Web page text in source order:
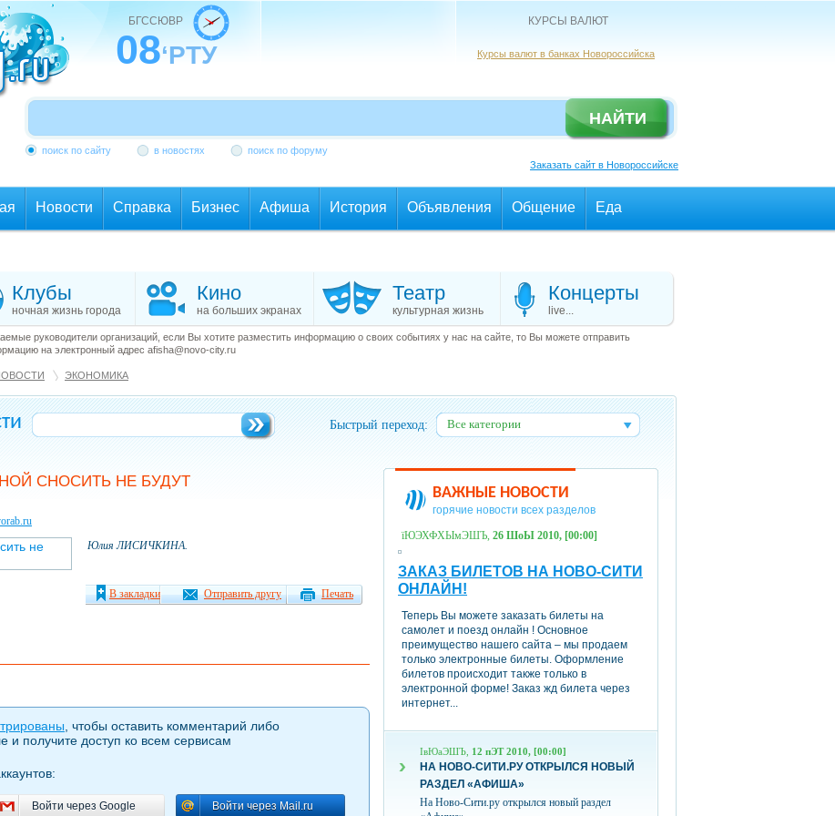
БГССЮВР
08‘РТУ
КУРСЫ ВАЛЮТ
Курсы валют в банках Новороссийска
поиск по сайту в новостях
поиск по форуму
Заказать сайт в Новороссийске
Новости Справка Бизнес Афиша История Объявления Общение Еда
Клубы
ночная жизнь города
Кино
на больших экранах
Театр
культурная жизнь
Концерты
live...
руководители организаций, если Вы хотите разместить информацию о своих событиях у нас на сайте, то Вы можете отправить
на электронный адрес afisha@novo-city.ru
ЭКОНОМИКА
Быстрый переход: Все категории
СНОСИТЬ НЕ БУДУТ
Юлия ЛИСИЧКИНА.
В закладки Отправить другу Печать
, чтобы оставить комментарий либо
и получите доступ ко всем сервисам
Войти через Google
Войти через Google Войти через Mail.ru
Войти через Mail.ru
ВАЖНЫЕ НОВОСТИ
горячие новости всех разделов
їЮЭХФХЫмЭШЪ, 26 ШоЫ 2010, [00:00]
ЗАКАЗ БИЛЕТОВ НА НОВО-СИТИ
ОНЛАЙН!
Теперь Вы можете заказать билеты на
самолет и поезд онлайн ! Основное
преимущество нашего сайта – мы продаем
только электронные билеты. Оформление
билетов происходит также только в
электронной форме! Заказ жд билета через
интернет...
ІвЮаЭШЪ, 12 пЭТ 2010, [00:00]
НА НОВО-СИТИ.РУ ОТКРЫЛСЯ НОВЫЙ
РАЗДЕЛ «АФИША»
На Ново-Сити.ру открылся новый раздел